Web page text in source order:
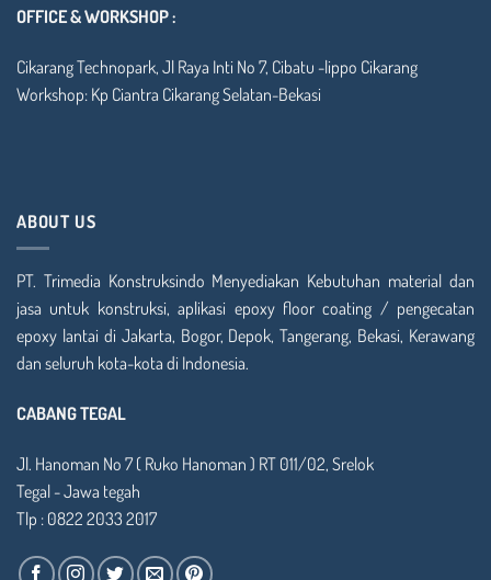
OFFICE & WORKSHOP :
Cikarang Technopark, Jl Raya Inti No 7, Cibatu -lippo Cikarang
Workshop: Kp Ciantra Cikarang Selatan-Bekasi
ABOUT US
PT. Trimedia Konstruksindo Menyediakan Kebutuhan material dan
jasa untuk konstruksi, aplikasi epoxy floor coating / pengecatan
epoxy lantai di Jakarta, Bogor, Depok, Tangerang, Bekasi, Kerawang
dan seluruh kota-kota di Indonesia.
CABANG TEGAL
Jl. Hanoman No 7 ( Ruko Hanoman ) RT 011/02, Srelok
Tegal - Jawa tegah
Tlp : 0822 2033 2017